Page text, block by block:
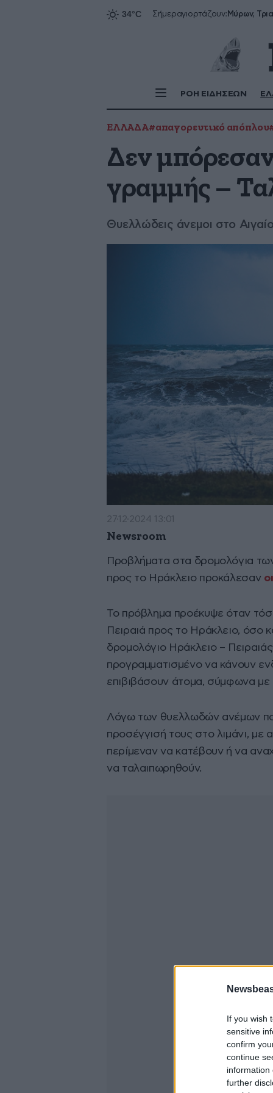
If you wish
sensitive
confirm
continue
information
further
Σήμεραγιορτάζουν:
ΡΟΗ ΕΙΔΗΣΕΩΝ
ΕΛΛΑΔΑ#απαγορευτικό απόπλου
Δεν
γραμμής –
Θυελλώδεις άνεμοι στο Αιγαίο
27·12·2024 13:01
Newsroom
Προβλήματα στα δρομολόγια
προς το Ηράκλειο προκάλεσαν
Το πρόβλημα προέκυψε όταν
Πειραιά προς το Ηράκλειο, όσο
δρομολόγιο Ηράκλειο –
προγραμματισμένο να κάνουν
επιβιβάσουν άτομα, σύμφωνα με
Λόγω των θυελλωδών ανέμων
προσέγγισή τους στο λιμάνι, με
περίμεναν να κατέβουν ή να
να ταλαιπωρηθούν.